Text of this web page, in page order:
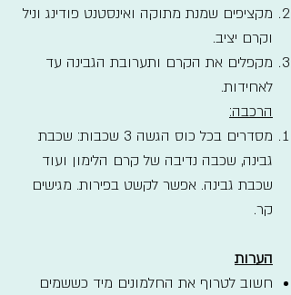
מקציפים שמנת מתוקה ואינסטנט פודינג וניל
וקרם יציב.
מקפלים את הקרם ותערובת הגבינה עד
לאחידות.
הרכבה:
מסדרים בכל כוס הגשה 3 שכבות: שכבת
גבינה, שכבה נדיבה של קרם הלימון ועוד
שכבת גבינה. אפשר לקשט בפירות. מגישים
קר.
הערות
חשוב לטרוף את החלמונים מיד כששמים